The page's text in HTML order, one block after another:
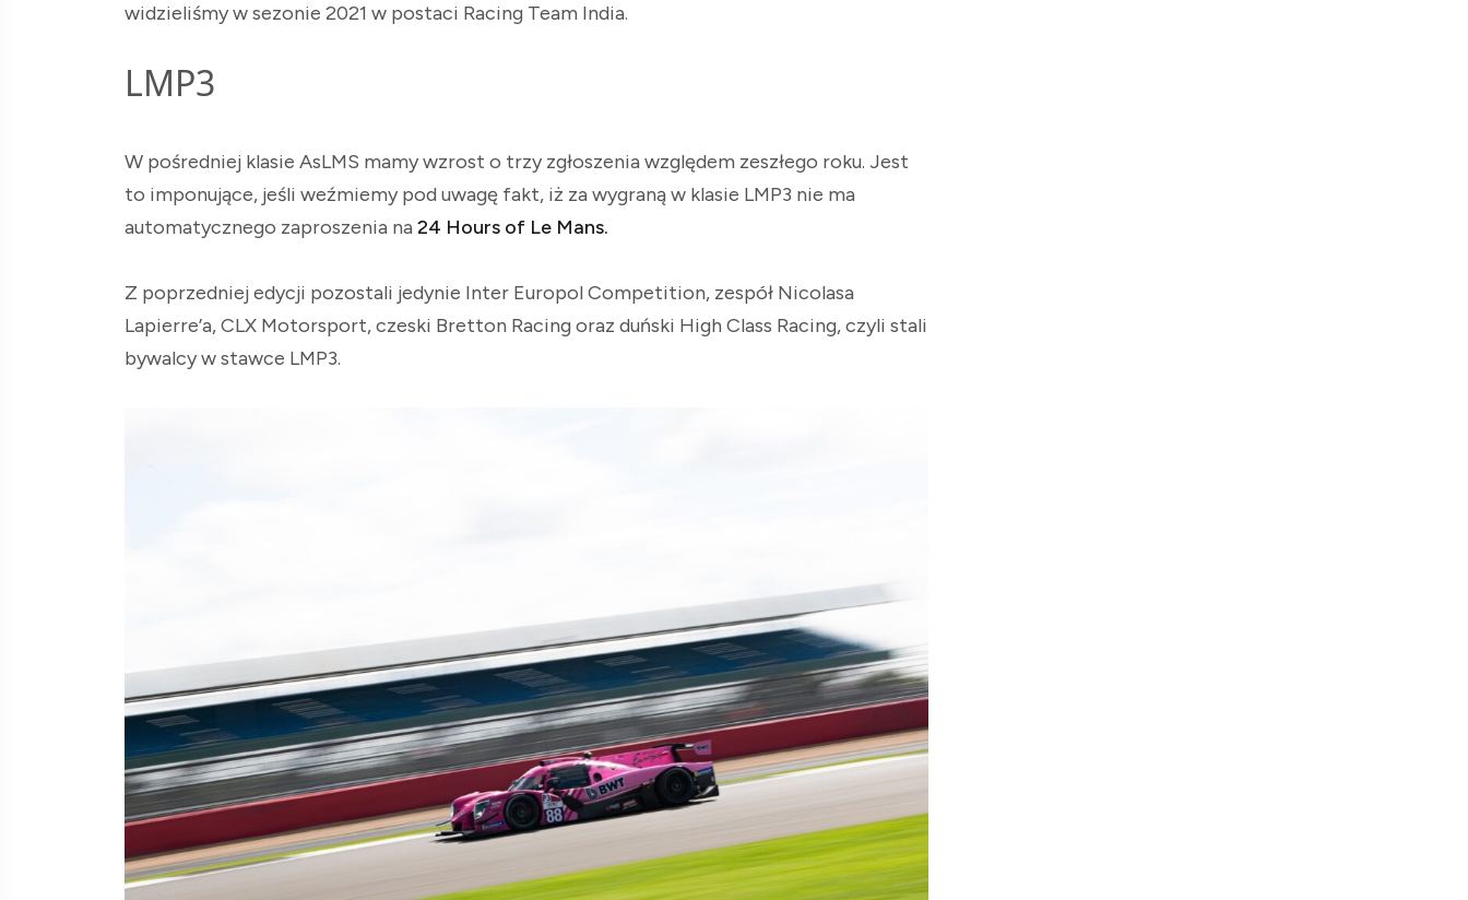
widzieliśmy w sezonie 2021 w postaci Racing Team India.
LMP3
W pośredniej klasie AsLMS mamy wzrost o trzy zgłoszenia względem zeszłego roku. Jest
to imponujące, jeśli weźmiemy pod uwagę fakt, iż za wygraną w klasie LMP3 nie ma
automatycznego zaproszenia na 24 Hours of Le Mans.
Z poprzedniej edycji pozostali jedynie Inter Europol Competition, zespół Nicolasa
Lapierre’a, CLX Motorsport, czeski Bretton Racing oraz duński High Class Racing, czyli stali
bywalcy w stawce LMP3.